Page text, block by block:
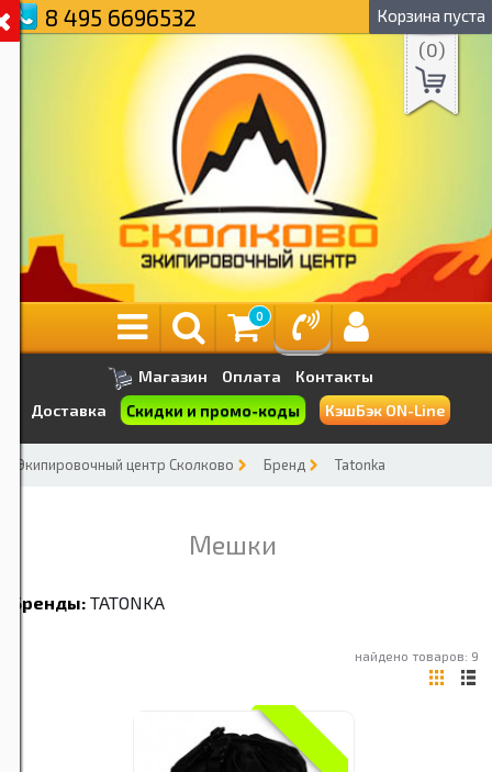
8 495 6696532 Корзина пуста
(0)
0
Магазин Оплата
Контакты
Доставка
Скидки и промо-коды КэшБэк ON-Line
Экипировочный центр Сколково Бренд Tatonka
Мешки
Бренды: TATONKA
найдено товаров: 9